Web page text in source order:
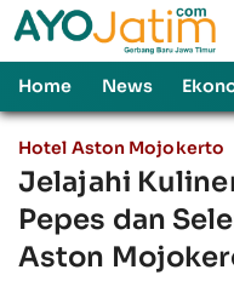
Home News
Hotel Aston Mojokerto
Jelajahi
Pepes dan
Aston